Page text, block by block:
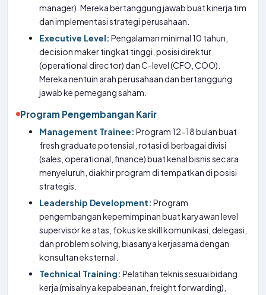
manager). Mereka bertanggung jawab buat kinerja tim
dan implementasi strategi perusahaan.
Executive Level: Pengalaman minimal 10 tahun,
decision maker tingkat tinggi, posisi direktur
(operational director) dan C-level (CFO, COO).
Mereka nentuin arah perusahaan dan bertanggung
jawab ke pemegang saham.
Program Pengembangan Karir
Management Trainee: Program 12-18 bulan buat
fresh graduate potensial, rotasi di berbagai divisi
(sales, operational, finance) buat kenal bisnis secara
menyeluruh, diakhir program di tempatkan di posisi
strategis.
Leadership Development: Program
pengembangan kepemimpinan buat karyawan level
supervisor ke atas, fokus ke skill komunikasi, delegasi,
dan problem solving, biasanya kerjasama dengan
konsultan eksternal.
Technical Training: Pelatihan teknis sesuai bidang
kerja (misalnya kepabeanan, freight forwarding),